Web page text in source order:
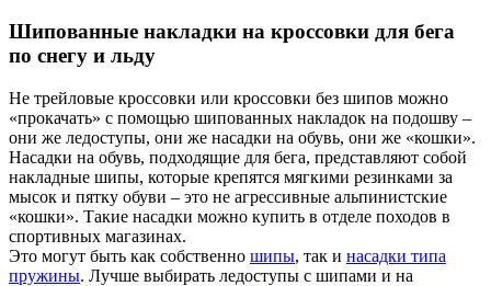
Шипованные накладки на кроссовки для бега
по снегу и льду
Не трейловые кроссовки или кроссовки без шипов можно
«прокачать» с помощью шипованных накладок на подошву –
они же ледоступы, они же насадки на обувь, они же «кошки».
Насадки на обувь, подходящие для бега, представляют собой
накладные шипы, которые крепятся мягкими резинками за
мысок и пятку обуви – это не агрессивные альпинистские
«кошки». Такие насадки можно купить в отделе походов в
спортивных магазинах.
Это могут быть как собственно шипы, так и насадки типа
пружины. Лучше выбирать ледоступы с шипами и на